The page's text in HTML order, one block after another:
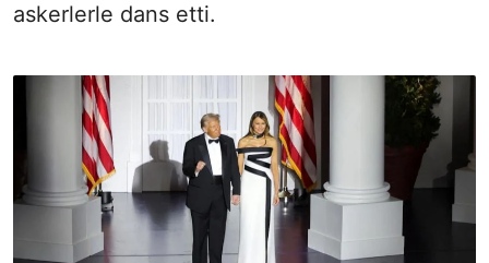
askerlerle dans etti.